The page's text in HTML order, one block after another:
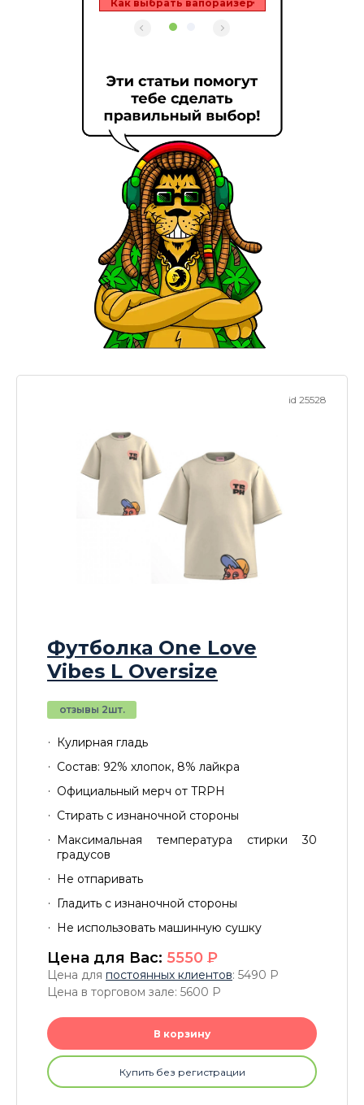
Как выбрать вапорайзер
id 25528
Футболка One Love
Vibes L Oversize
отзывы 2шт.
Кулирная гладь
Состав: 92% хлопок, 8% лайкра
Официальный мерч от TRPH
Стирать с изнаночной стороны
Максимальная температура стирки 30
градусов
Не отпаривать
Гладить с изнаночной стороны
Не использовать машинную сушку
Цена для Вас: 5550 P
Цена для постоянных клиентов: 5490 P
Цена в торговом зале: 5600 P
В корзину
Купить без регистрации